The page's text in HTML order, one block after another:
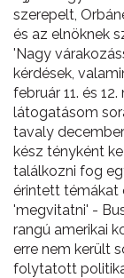
szerepelt,
és az elnöknek
'Nagy
kérdések,
február 11. és
látogatásom
tavaly
kész tényként
találkozni fog
érintett témákat
'megvitatni' -
rangú amerikai
erre nem került
folytatott